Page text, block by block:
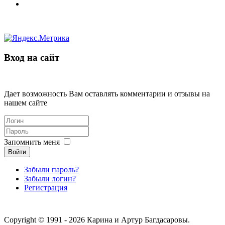
Вход на сайт
Дает возможность Вам оставлять комментарии и отзывы на
нашем сайте
Запомнить меня
Войти
Забыли пароль?
Забыли логин?
Регистрация
Copyright © 1991 - 2026 Карина и Артур Багдасаровы.